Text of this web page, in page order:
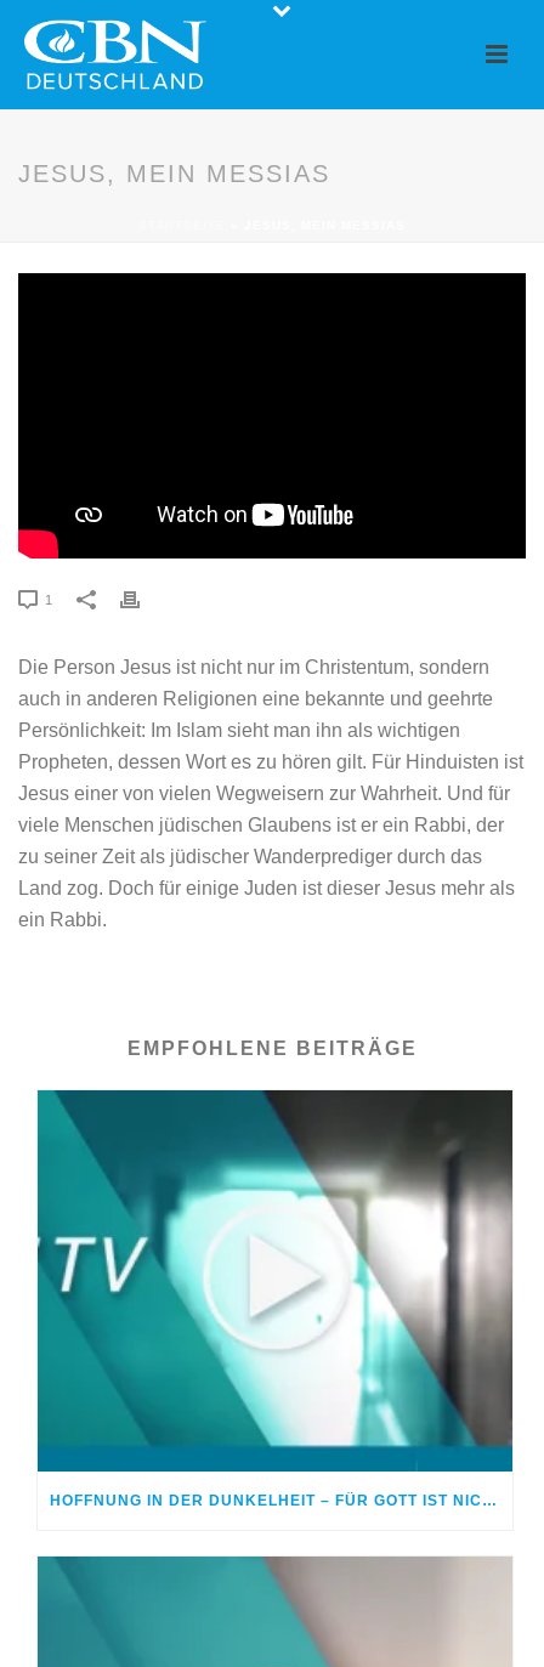
JESUS, MEIN MESSIAS
1
Die Person Jesus ist nicht nur im Christentum, sondern
auch in anderen Religionen eine bekannte und geehrte
Persönlichkeit: Im Islam sieht man ihn als wichtigen
Propheten, dessen Wort es zu hören gilt. Für Hinduisten ist
Jesus einer von vielen Wegweisern zur Wahrheit. Und für
viele Menschen jüdischen Glaubens ist er ein Rabbi, der
zu seiner Zeit als jüdischer Wanderprediger durch das
Land zog. Doch für einige Juden ist dieser Jesus mehr als
ein Rabbi.
EMPFOHLENE BEITRÄGE
HOFFNUNG IN DER DUNKELHEIT – FÜR GOTT IST NICHTS UNMÖGLICH